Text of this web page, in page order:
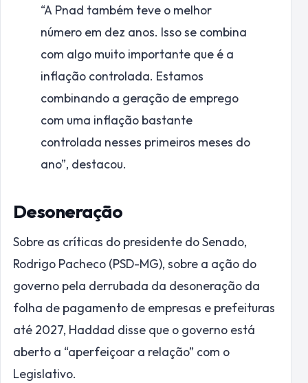
“A Pnad também teve o melhor
número em dez anos. Isso se combina
com algo muito importante que é a
inflação controlada. Estamos
combinando a geração de emprego
com uma inflação bastante
controlada nesses primeiros meses do
ano”, destacou.
Desoneração
Sobre as críticas do presidente do Senado,
Rodrigo Pacheco (PSD-MG), sobre a ação do
governo pela derrubada da desoneração da
folha de pagamento de empresas e prefeituras
até 2027, Haddad disse que o governo está
aberto a “aperfeiçoar a relação” com o
Legislativo.